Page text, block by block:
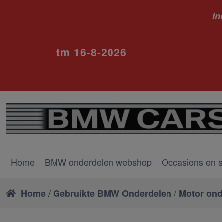
tm 16-8-2026
Home BMW onderdelen webshop Occasions en
Home/ Gebruikte BMW Onderdelen / Motor